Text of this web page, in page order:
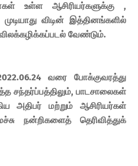
உள்ள ஆசிரியர்களுக்கு ,
விடின் இத்தினங்களில்
விலக்கழிக்கப்படல் வேண்டும்.
வரை போக்குவரத்து
சந்தர்ப்பத்திலும், பாடசாலைகள்
அதிபர் மற்றும் ஆசிரியர்கள்
நன்றிகளைத் தெரிவித்துக்